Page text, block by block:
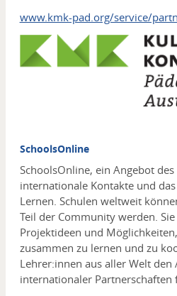
www.kmk-pad.org/service/
Media
SchoolsOnline
SchoolsOnline, ein Angebot
internationale Kontakte und
Lernen. Schulen weltweit
Teil der Community werden.
Projektideen und
zusammen zu lernen und zu
Lehrer:innen aus aller Welt den
internationaler